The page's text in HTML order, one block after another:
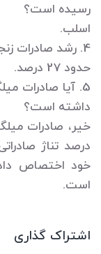
رسیده است؟
اسلب.
4. رشد صادرات زنجیره فولاد امسال چقدر بوده است؟
حدود 27 درصد.
5. آیا صادرات
داشته است؟
درصد تناژ
است.
اشتراک گذاری